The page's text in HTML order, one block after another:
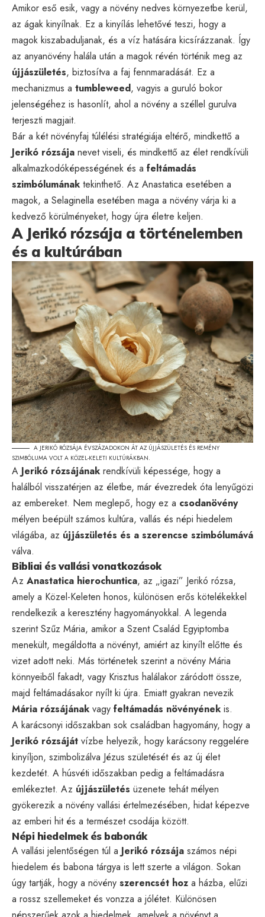
Amikor eső esik, vagy a növény nedves környezetbe kerül,
az ágak kinyílnak. Ez a kinyílás lehetővé teszi, hogy a
magok kiszabaduljanak, és a víz hatására kicsírázzanak. Így
az anyanövény halála után a magok révén történik meg az
újjászületés, biztosítva a faj fennmaradását. Ez a
mechanizmus a tumbleweed, vagyis a guruló bokor
jelenségéhez is hasonlít, ahol a növény a széllel gurulva
terjeszti magjait.
Bár a két növényfaj túlélési stratégiája eltérő, mindkettő a
Jerikó rózsája nevet viseli, és mindkettő az élet rendkívüli
alkalmazkodóképességének és a feltámadás
szimbólumának tekinthető. Az Anastatica esetében a
magok, a Selaginella esetében maga a növény várja ki a
kedvező körülményeket, hogy újra életre keljen.
A Jerikó rózsája a történelemben
és a kultúrában
A JERIKÓ RÓZSÁJA ÉVSZÁZADOKON ÁT AZ ÚJJÁSZÜLETÉS ÉS REMÉNY
SZIMBÓLUMA VOLT A KÖZEL-KELETI KULTÚRÁKBAN.
A Jerikó rózsájának rendkívüli képessége, hogy a
halálból visszatérjen az életbe, már évezredek óta lenyűgözi
az embereket. Nem meglepő, hogy ez a csodanövény
mélyen beépült számos kultúra, vallás és népi hiedelem
világába, az újjászületés és a szerencse szimbólumává
válva.
Bibliai és vallási vonatkozások
Az Anastatica hierochuntica, az „igazi” Jerikó rózsa,
amely a Közel-Keleten honos, különösen erős kötelékekkel
rendelkezik a keresztény hagyományokkal. A legenda
szerint Szűz Mária, amikor a Szent Család Egyiptomba
menekült, megáldotta a növényt, amiért az kinyílt előtte és
vizet adott neki. Más történetek szerint a növény Mária
könnyeiből fakadt, vagy Krisztus halálakor záródott össze,
majd feltámadásakor nyílt ki újra. Emiatt gyakran nevezik
Mária rózsájának vagy feltámadás növényének is.
A karácsonyi időszakban sok családban hagyomány, hogy a
Jerikó rózsáját vízbe helyezik, hogy karácsony reggelére
kinyíljon, szimbolizálva Jézus születését és az új élet
kezdetét. A húsvéti időszakban pedig a feltámadásra
emlékeztet. Az újjászületés üzenete tehát mélyen
gyökerezik a növény vallási értelmezésében, hidat képezve
az emberi hit és a természet csodája között.
Népi hiedelmek és babonák
A vallási jelentőségen túl a Jerikó rózsája számos népi
hiedelem és babona tárgya is lett szerte a világon. Sokan
úgy tartják, hogy a növény szerencsét hoz a házba, elűzi
a rossz szellemeket és vonzza a jólétet. Különösen